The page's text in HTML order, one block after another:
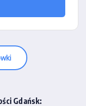
Gdańsk: